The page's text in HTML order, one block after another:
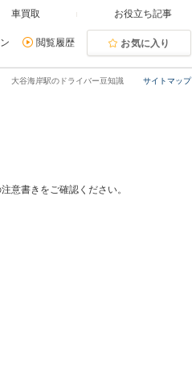
車買取 お役立ち記事
閲覧履歴 お気に入り
サイトマップ
大谷海岸駅のドライバー豆知識
意書きをご確認ください。